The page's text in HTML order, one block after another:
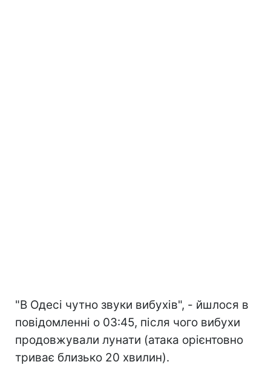
"В Одесі чутно звуки вибухів", - йшлося в
повідомленні о 03:45, після чого вибухи
продовжували лунати (атака орієнтовно
триває близько 20 хвилин).